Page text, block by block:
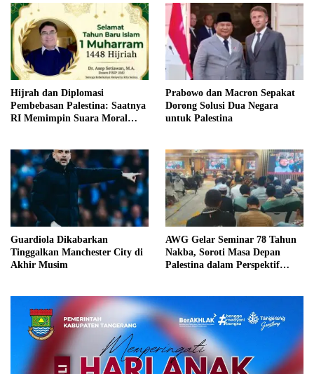
Hijrah dan Diplomasi
Pembebasan Palestina: Saatnya
RI Memimpin Suara Moral
Prabowo dan Macron Sepakat
Dorong Solusi Dua Negara
untuk Palestina
Guardiola Dikabarkan
Tinggalkan Manchester City di
Akhir Musim
AWG Gelar Seminar 78 Tahun
Nakba, Soroti Masa Depan
Palestina dalam Perspektif